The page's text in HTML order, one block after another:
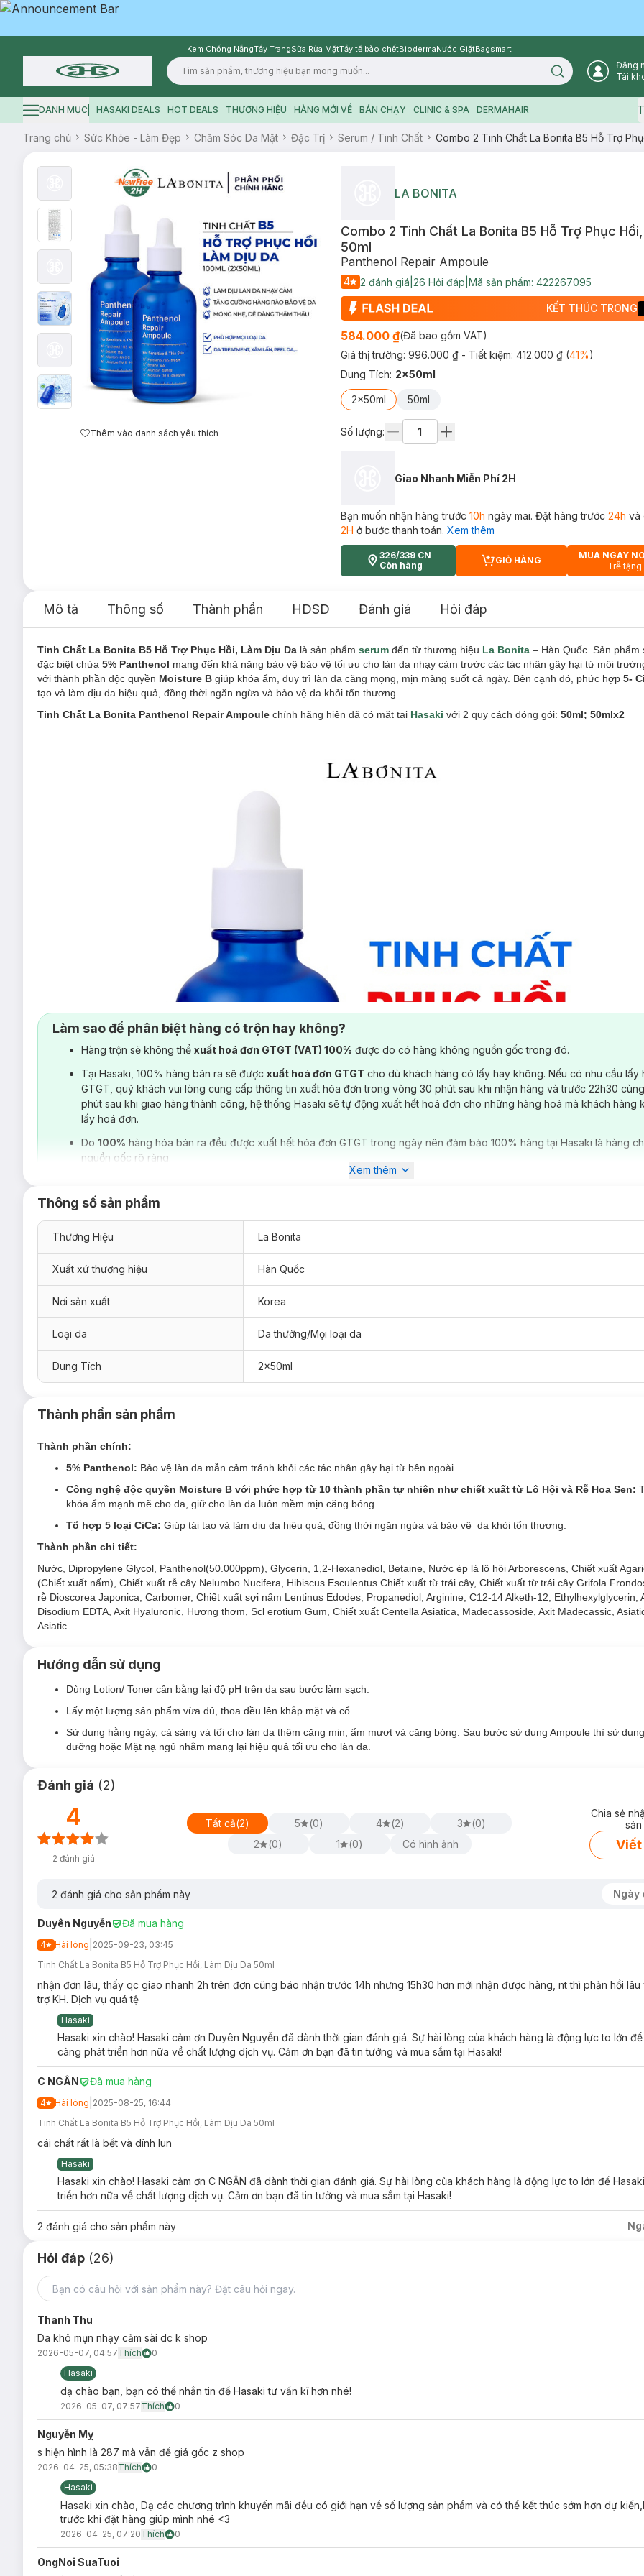
Kem Chống NắngTẩy TrangSữa Rửa MặtTẩy tế bào chếtBiodermaNước GiặtBagsmart
Logo
Search icon
Đăng
Tài
Hamburger icon
DANH MỤC HASAKI DEALS HOT DEALS THƯƠNG HIỆU HÀNG MỚI VỀ BÁN CHẠY CLINIC & SPA DERMAHAIR
Trang chủ Sức Khỏe - Làm Đẹp Chăm Sóc Da Mặt Đặc Trị Serum / Tinh Chất Combo 2 Tinh Chất La Bonita B5 Hỗ Trợ
Thêm vào danh sách yêu thích
LA BONITA
Combo 2 Tinh Chất La Bonita B5 Hỗ Trợ Phục
50ml
Panthenol Repair Ampoule
4 2 đánh giá 26 Hỏi đáp Mã sản phẩm: 422267095
KẾT THÚC TRONG
584.000 ₫(Đã bao gồm VAT)
Giá thị trường: 996.000 ₫ - Tiết kiệm: 412.000 ₫(41%)
Dung Tích: 2x50ml
2x50ml 50ml
Số lượng:
Giao Nhanh Miễn Phí 2H
Bạn muốn nhận hàng trước 10h ngày mai. Đặt hàng trước 24h và
2H ở bước thanh toán. Xem thêm
326/339 CN
Còn hàng
CART PLUS ICON
GIỎ HÀNG
MUA NGAY
Trễ tặng
Mô tả Thông số Thành phần HDSD Đánh giá Hỏi đáp
Tinh Chất La Bonita B5 Hỗ Trợ Phục Hồi, Làm Dịu Da là sản phẩm serum đến từ thương hiệu La Bonita – Hàn Quốc. Sản
đặc biệt chứa 5% Panthenol mang đến khả năng bảo vệ bảo vệ tối ưu cho làn da nhạy cảm trước các tác nhân gây hại từ môi
với thành phần độc quyền Moisture B giúp khóa ẩm, duy trì làn da căng mọng, mịn màng suốt cả ngày. Bên cạnh đó, phức hợp 5-
tạo và làm dịu da hiệu quả, đồng thời ngăn ngừa và bảo vệ da khỏi tổn thương.
Tinh Chất La Bonita Panthenol Repair Ampoule chính hãng hiện đã có mặt tại Hasaki với 2 quy cách đóng gói: 50ml; 50mlx2
Tinh Chất La Bonita Panthenol Repair Ampoule phù hợp với loại da nào?
Sản phẩm thích hợp cho mọi loại da.
Đối tượng sử dụng Tinh Chất La Bonita Panthenol Repair Ampoule:
Da tổn thương do mụn hoặc sau nặn mụn.
Da thiếu ẩm - thiếu nước, bong tróc, khô căng.
Ưu thế nổi bật của Tinh Chất La Bonita Panthenol Repair Ampoule:
Chứa Panthenol (Vitamin B5)
Công thức độc quyền
5-Cica Complex- Phức hợp chiết xuất từ rau má có khả năng làm dịu da kích ứng, giảm mẩn đỏ, và hỗ trợ làm lành các tổn
chóng.
mang lại làn da khỏe khoắn, rạng rỡ hơn.
Tăng cường hàng rào bảo vệ da, hỗ trợ bảo vệ da khỏi tác động của môi trường như bụi bẩn, ô nhiễm và ánh nắng mặt trời.
Kết cấu ampoule mỏng nhẹ, dễ dàng thẩm thấu vào da mà không để lại cảm giác bết dính giúp da cảm thấy dễ chịu ngay sau
Làm sao để phân biệt hàng có trộn hay không?
Hàng trộn sẽ không thể xuất hoá đơn GTGT (VAT) 100% được do có hàng không nguồn gốc trong đó.
Tại Hasaki, 100% hàng bán ra sẽ được xuất hoá đơn GTGT cho dù khách hàng có lấy hay không. Nếu có nhu cầu lấy
GTGT, quý khách vui lòng cung cấp thông tin xuất hóa đơn trong vòng 30 phút sau khi nhận hàng và trước 22h30
phút sau khi giao hàng thành công, hệ thống Hasaki sẽ tự động xuất hết hoá đơn cho những hàng hoá mà khách hàng
lấy hoá đơn.
Do 100% hàng hóa bán ra đều được xuất hết hóa đơn GTGT trong ngày nên đảm bảo 100% hàng tại Hasaki là hàng
nguồn gốc rõ ràng.
Xem thêm
Thông số sản phẩm
Thương Hiệu La Bonita
Xuất xứ thương hiệu Hàn Quốc
Nơi sản xuất Korea
Loại da Da thường/Mọi loại da
Dung Tích 2x50ml
Thành phần sản phẩm
Thành phần chính:
5% Panthenol: Bảo vệ làn da mẫn cảm tránh khỏi các tác nhân gây hại từ bên ngoài.
Công nghệ độc quyền Moisture B với phức hợp từ 10 thành phần tự nhiên như chiết xuất từ Lô Hội và Rễ Hoa Sen:
khóa ẩm mạnh mẽ cho da, giữ cho làn da luôn mềm mịn căng bóng.
Tổ hợp 5 loại CiCa: Giúp tái tạo và làm dịu da hiệu quả, đồng thời ngăn ngừa và bảo vệ da khỏi tổn thương.
Thành phần chi tiết:
Nước, Dipropylene Glycol, Panthenol(50.000ppm), Glycerin, 1,2-Hexanediol, Betaine, Nước ép lá lô hội Arborescens, Chiết xuất
(Chiết xuất nấm), Chiết xuất rễ cây Nelumbo Nucifera, Hibiscus Esculentus Chiết xuất từ trái cây, Chiết xuất từ trái cây Grifola
rễ Dioscorea Japonica, Carbomer, Chiết xuất sợi nấm Lentinus Edodes, Propanediol, Arginine, C12-14 Alketh-12, Ethylhexylglycerin,
Disodium EDTA, Axit Hyaluronic, Hương thơm, Scl erotium Gum, Chiết xuất Centella Asiatica, Madecassoside, Axit Madecassic,
Asiatic.
Hướng dẫn sử dụng
Dùng Lotion/ Toner cân bằng lại độ pH trên da sau bước làm sạch.
Lấy một lượng sản phẩm vừa đủ, thoa đều lên khắp mặt và cổ.
Sử dụng hằng ngày, cả sáng và tối cho làn da thêm căng mịn, ẩm mượt và căng bóng. Sau bước sử dụng Ampoule thì sử
dưỡng hoặc Mặt nạ ngủ nhằm mang lại hiệu quả tối ưu cho làn da.
Đánh giá (2)
4
2 đánh giá
Tất cả(2) 5 (0) 4 (2) 3 (0)
2
(0) 1 (0) Có hình ảnh
Chia sẻ
Viết
2 đánh giá cho sản phẩm này Ngày
Duyên Nguyễn Đã mua hàng
4 Hài lòng 2025-09-23, 03:45
Tinh Chất La Bonita B5 Hỗ Trợ Phục Hồi, Làm Dịu Da 50ml
nhận đơn lâu, thấy qc giao nhanh 2h trên đơn cũng báo nhận trước 14h nhưng 15h30 hơn mới nhận được hàng, nt thì phản hồi lâu
trợ KH. Dịch vụ quá tệ
Hasaki
Hasaki xin chào! Hasaki cảm ơn Duyên Nguyễn đã dành thời gian đánh giá. Sự hài lòng của khách hàng là động lực to lớn
càng phát triển hơn nữa về chất lượng dịch vụ. Cảm ơn bạn đã tin tưởng và mua sắm tại Hasaki!
C NGÂN Đã mua hàng
4 Hài lòng 2025-08-25, 16:44
Tinh Chất La Bonita B5 Hỗ Trợ Phục Hồi, Làm Dịu Da 50ml
cái chất rất là bết và dính lun
Hasaki
Hasaki xin chào! Hasaki cảm ơn C NGÂN đã dành thời gian đánh giá. Sự hài lòng của khách hàng là động lực to lớn để
triển hơn nữa về chất lượng dịch vụ. Cảm ơn bạn đã tin tưởng và mua sắm tại Hasaki!
2 đánh giá cho sản phẩm này
Hỏi đáp (26)
Thanh Thu
Da khô mụn nhạy cảm sài dc k shop
2026-05-07, 04:57Thích
0
Hasaki
dạ chào bạn, bạn có thể nhắn tin để Hasaki tư vấn kĩ hơn nhé!
2026-05-07, 07:57Thích 0
Nguyễn Mỵ
s hiện hình là 287 mà vẫn để giá gốc z shop
2026-04-25, 05:38Thích
0
Hasaki
Hasaki xin chào, Dạ các chương trình khuyến mãi đều có giới hạn về số lượng sản phẩm và có thể kết thúc sớm hơn dự
trước khi đặt hàng giúp mình nhé <3
2026-04-25, 07:20Thích 0
OngNoi SuaTuoi